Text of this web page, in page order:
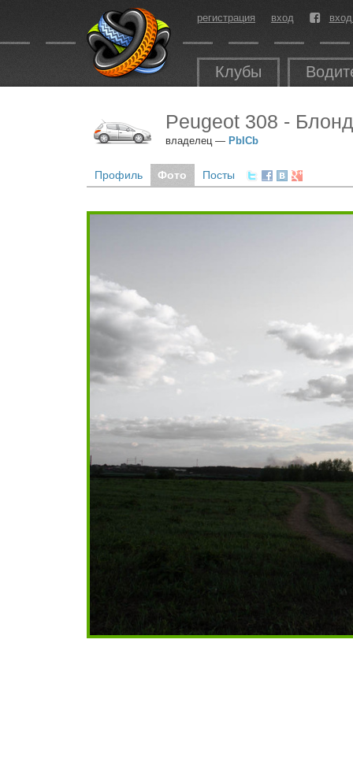
регистрация вход
Клубы
Peugeot 308 -
владелец — PbICb
Профиль Фото Посты